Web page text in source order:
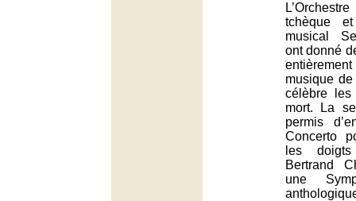
tchèque
musical
ont donné
musique
célèbre
mort. La
permis
Concerto
les
Bertrand
une